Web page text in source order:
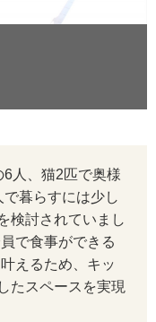
人、猫2匹で奥様
暮らすには少し
検討されていまし
で食事ができる
えるため、キッ
たスペースを実現